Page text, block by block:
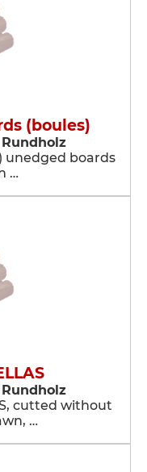
(boules)
unedged boards
…
cutted without
…